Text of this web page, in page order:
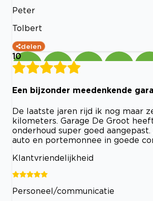
Peter
Tolbert
delen
10
Een bijzonder meedenkende
De laatste jaren rijd ik nog maar
kilometers. Garage De Groot
onderhoud super goed
auto en portemonnee in goede
Klantvriendelijkheid
Personeel/communicatie